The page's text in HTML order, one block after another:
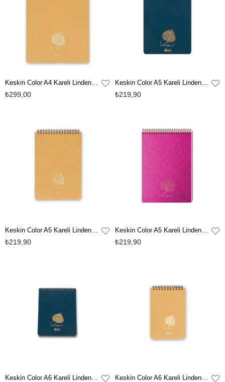
Keskin Color A4 Kareli Linden Bloknot - Krem
₺299,00
Keskin Color A5 Kareli Linden Bloknot - Mavi
₺219,90
Keskin Color A5 Kareli Linden Bloknot - Krem
₺219,90
Keskin Color A5 Kareli Linden Bloknot - Fuşya
₺219,90
Keskin Color A6 Kareli Linden Bloknot - Mavi Keskin Color A6 Kareli Linden Bloknot - Krem